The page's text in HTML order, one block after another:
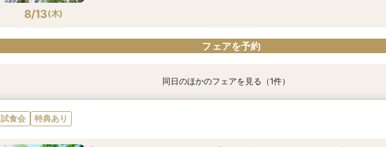
8/13(木)
フェアを予約
同日のほかのフェアを見る（1件）
試食会 特典あり